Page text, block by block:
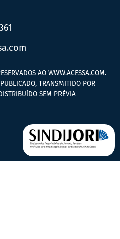
AO WWW.ACESSA.COM.
TRANSMITIDO POR
SEM PRÉVIA